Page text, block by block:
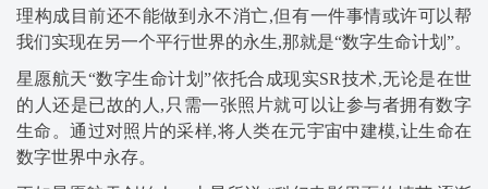
理构成目前还不能做到永不消亡,但有一件事情或许可以帮
我们实现在另一个平行世界的永生,那就是“数字生命计划”。
星愿航天“数字生命计划”依托合成现实SR技术,无论是在世
的人还是已故的人,只需一张照片就可以让参与者拥有数字
生命。通过对照片的采样,将人类在元宇宙中建模,让生命在
数字世界中永存。